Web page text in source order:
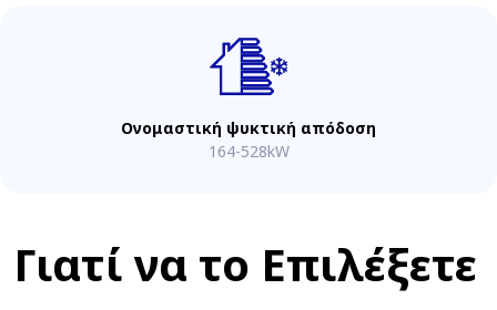
Ονομαστική ψυκτική απόδοση
164-528kW
Γιατί να το Επιλέξετε